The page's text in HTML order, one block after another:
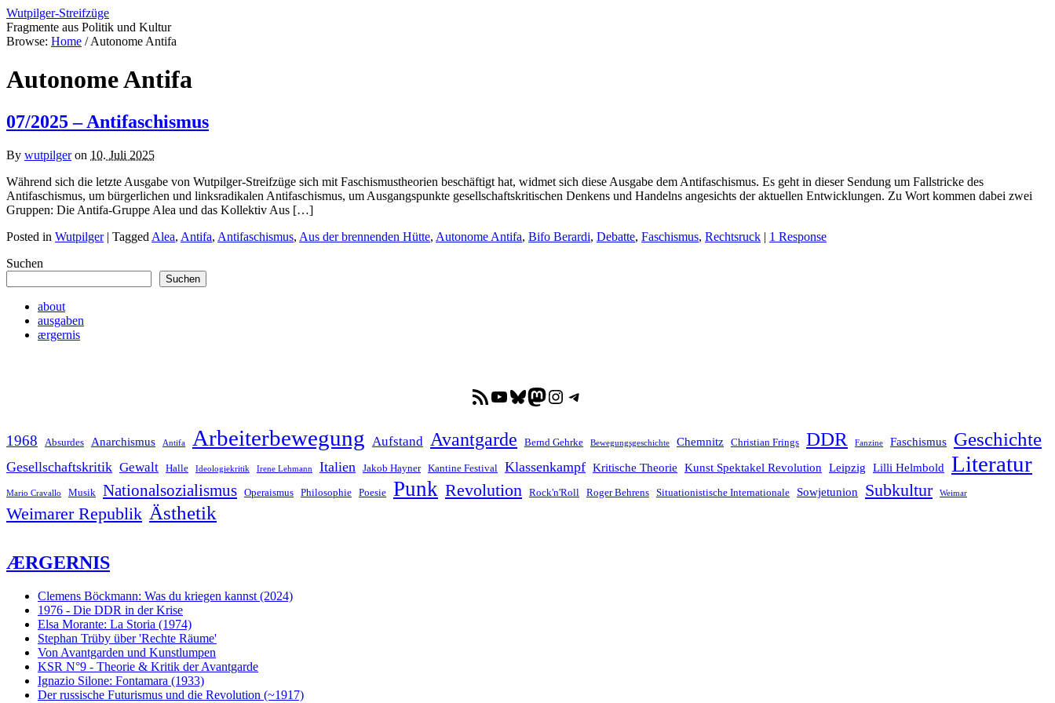
Wutpilger-Streifzüge
Fragmente aus Politik und Kultur
Browse: Home / Autonome Antifa
Autonome Antifa
07/2025 – Antifaschismus
By wutpilgeron 10. Juli 2025
Während sich die letzte Ausgabe von Wutpilger-Streifzüge sich mit Faschismustheorien beschäftigt hat, widmet sich diese Ausgabe dem Antifaschismus. Es geht in dieser Sendung um Fallstricke des
Antifaschismus, um bürgerlichen und linksradikalen Antifaschismus, um Ausgangspunkte gesellschaftskritischen Denkens und Handelns angesichts der aktuellen Entwicklungen. Zu Wort kommen dabei zwei
Gruppen: Die Antifa-Gruppe Alea und das Kollektiv Aus […]
Posted in Wutpilger | Tagged Alea, Antifa, Antifaschismus, Aus der brennenden Hütte, Autonome Antifa, Bifo Berardi, Debatte, Faschismus, Rechtsruck | 1 Response
Suchen
Suchen
about
ausgaben
ærgernis
RSS-FeedYouTube
Bluesky
Mastodon
Instagram
Telegram
1968 Absurdes Anarchismus Antifa Arbeiterbewegung Aufstand Avantgarde Bernd Gehrke Bewegungsgeschichte Chemnitz Christian Frings DDR Fanzine Faschismus Geschichte
Gesellschaftskritik Gewalt Halle Ideologiekritik Irene Lehmann Italien Jakob Hayner Kantine Festival Klassenkampf Kritische Theorie Kunst Spektakel Revolution Leipzig Lilli Helmbold Literatur
Mario Cravallo Musik Nationalsozialismus Operaismus Philosophie Poesie Punk Revolution Rock'n'Roll Roger Behrens Situationistische Internationale Sowjetunion Subkultur Weimar
Weimarer Republik Ästhetik
ÆRGERNIS
Clemens Böckmann: Was du kriegen kannst (2024)
1976 - Die DDR in der Krise
Elsa Morante: La Storia (1974)
Stephan Trüby über 'Rechte Räume'
Von Avantgarden und Kunstlumpen
KSR N°9 - Theorie & Kritik der Avantgarde
Ignazio Silone: Fontamara (1933)
Der russische Futurismus und die Revolution (~1917)